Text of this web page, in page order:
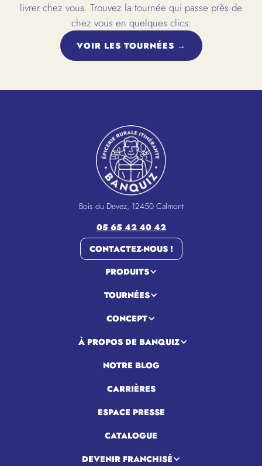
livrer chez vous. Trouvez la tournée qui passe près de
chez vous en quelques clics.
VOIR LES TOURNÉES →
Bois du Devez, 12450 Calmont
05 65 42 40 42
CONTACTEZ-NOUS !
PRODUITS
TOURNÉES
CONCEPT
À PROPOS DE BANQUIZ
NOTRE BLOG
CARRIÈRES
ESPACE PRESSE
CATALOGUE
DEVENIR FRANCHISÉ